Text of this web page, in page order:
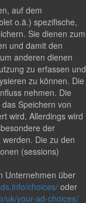
auf dem
o.ä.) spezifische,
Sie dienen zum
und damit den
anderen dienen
zu erfassen und
zu können. Die
nehmen. Die
Speichern von
wird. Allerdings wird
der
Die zu den
(sessions)
Unternehmen über
choices/ oder
uk/your-ad-choices/